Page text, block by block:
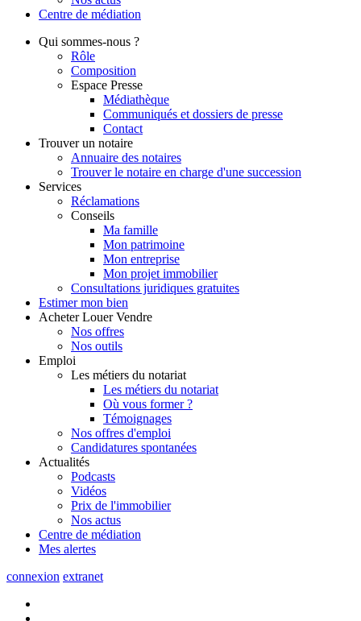
Centre de médiation
Qui sommes-nous ?
Rôle
Composition
Espace Presse
Médiathèque
Communiqués et dossiers de presse
Contact
Trouver un notaire
Annuaire des notaires
Trouver le notaire en charge d'une succession
Services
Réclamations
Conseils
Ma famille
Mon patrimoine
Mon entreprise
Mon projet immobilier
Consultations juridiques gratuites
Estimer mon bien
Acheter Louer Vendre
Nos offres
Nos outils
Emploi
Les métiers du notariat
Les métiers du notariat
Où vous former ?
Témoignages
Nos offres d'emploi
Candidatures spontanées
Actualités
Podcasts
Vidéos
Prix de l'immobilier
Nos actus
Centre de médiation
Mes alertes
connexion extranet